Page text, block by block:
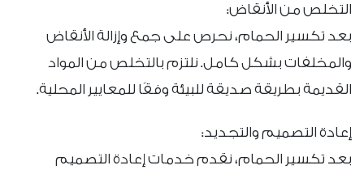
التخلص من الأنقاض:
بعد تكسير الحمام، نحرص على جمع وإزالة الأنقاض
والمخلفات بشكل كامل. نلتزم بالتخلص من المواد
القديمة بطريقة صديقة للبيئة وفقًا للمعايير المحلية.
إعادة التصميم والتجديد:
بعد تكسير الحمام، نقدم خدمات إعادة التصميم